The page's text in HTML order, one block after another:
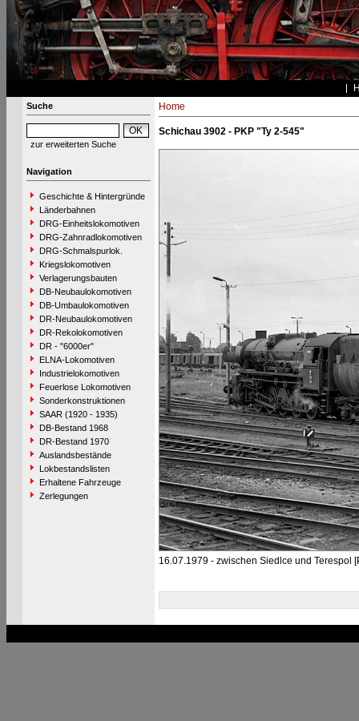
Suche
zur erweiterten Suche
Navigation
Geschichte & Hintergründe
Länderbahnen
DRG-Einheitslokomotiven
DRG-Zahnradlokomotiven
DRG-Schmalspurlok.
Kriegslokomotiven
Verlagerungsbauten
DB-Neubaulokomotiven
DB-Umbaulokomotiven
DR-Neubaulokomotiven
DR-Rekolokomotiven
DR - "6000er"
ELNA-Lokomotiven
Industrielokomotiven
Feuerlose Lokomotiven
Sonderkonstruktionen
SAAR (1920 - 1935)
DB-Bestand 1968
DR-Bestand 1970
Auslandsbestände
Lokbestandslisten
Erhaltene Fahrzeuge
Zerlegungen
Home
Schichau 3902 - PKP "Ty 2-545"
16.07.1979 - zwischen Siedlce und Terespol